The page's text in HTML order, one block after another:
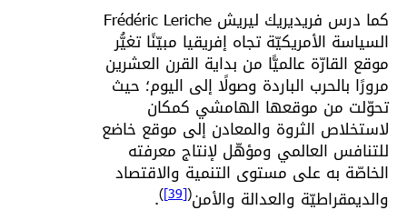
كما درس فريديريك ليريش Frédéric Leriche
السياسة الأمريكيّة تجاه إفريقيا مبيّنًا تغيُّر
موقع القارّة عالميًّا من بداية القرن العشرين
مرورًا بالحرب الباردة وصولًا إلى اليوم؛ حيث
تحوّلت من موقعها الهامشي كمكان
لاستخلاص الثروة والمعادن إلى موقع خاضع
للتنافس العالمي ومؤهّل لإنتاج معرفته
الخاصّة به على مستوى التنمية والاقتصاد
والديمقراطيّة والعدالة والأمن(
[39]
)
.